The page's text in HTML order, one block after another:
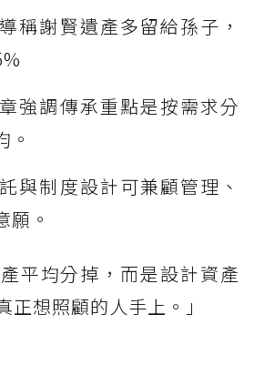
稱謝賢遺產多留給孫子，
強調傳承重點是按需求分
。
與制度設計可兼顧管理、
願。
平均分掉，而是設計資產
想照顧的人手上。」